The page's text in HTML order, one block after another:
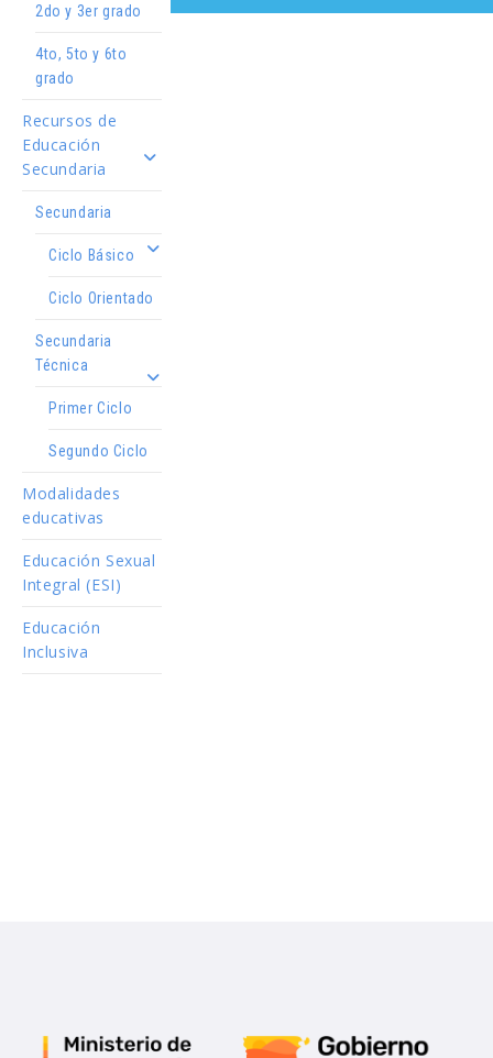
2do y 3er grado
4to, 5to y 6to
grado
Recursos de
Educación
Secundaria
Secundaria
Ciclo Básico
Ciclo Orientado
Secundaria
Técnica
Primer Ciclo
Segundo Ciclo
Modalidades
educativas
Educación Sexual
Integral (ESI)
Educación
Inclusiva